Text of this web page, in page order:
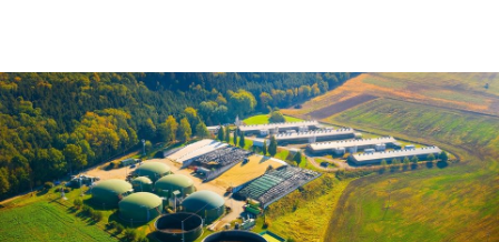
planta de biogás y biometano